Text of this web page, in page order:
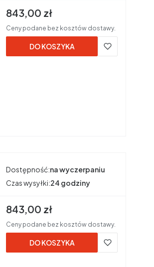
Cena brutto
843,00 zł
Ceny podane bez kosztów dostawy.
DO KOSZYKA
Dostępność:na wyczerpaniu
Czas wysyłki:24 godziny
Cena brutto
843,00 zł
Ceny podane bez kosztów dostawy.
DO KOSZYKA